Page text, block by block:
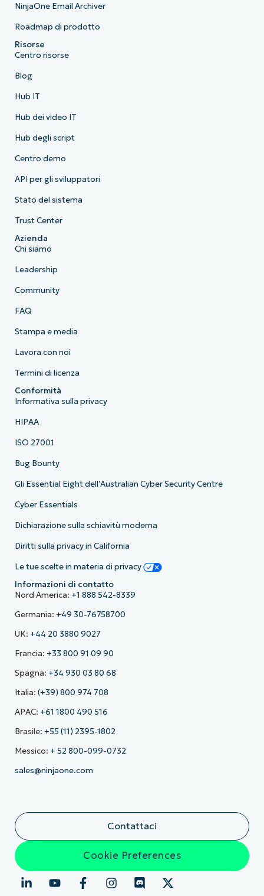
NinjaOne Email Archiver
Roadmap di prodotto
Risorse
Centro risorse
Blog
Hub IT
Hub dei video IT
Hub degli script
Centro demo
API per gli sviluppatori
Stato del sistema
Trust Center
Azienda
Chi siamo
Leadership
Community
FAQ
Stampa e media
Lavora con noi
Termini di licenza
Conformità
Informativa sulla privacy
HIPAA
ISO 27001
Bug Bounty
Gli Essential Eight dell’Australian Cyber Security Centre
Cyber Essentials
Dichiarazione sulla schiavitù moderna
Diritti sulla privacy in California
Le tue scelte in materia di privacy
Informazioni di contatto
Nord America: +1 888 542-8339
Germania: +49 30-76758700
UK: +44 20 3880 9027
Francia: +33 800 91 09 90
Spagna: +34 930 03 80 68
Italia: (+39) 800 974 708
APAC: +61 1800 490 516
Brasile: +55 (11) 2395-1802
Messico: + 52 800-099-0732
sales@ninjaone.com
Contattaci
Cookie Preferences